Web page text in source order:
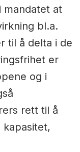
mandatet at
bl.a.
til å delta i de
er
og i
rett til å